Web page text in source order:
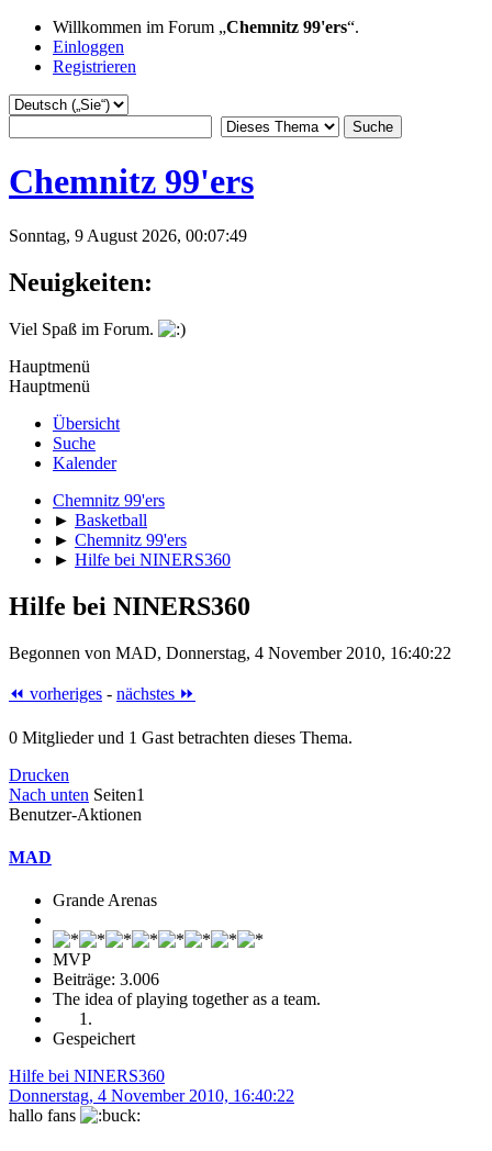
Willkommen im Forum „Chemnitz 99'ers“.
Einloggen
Registrieren
Chemnitz 99'ers
Sonntag, 9 August 2026, 00:07:49
Neuigkeiten:
Viel Spaß im Forum.
Hauptmenü
Hauptmenü
Übersicht
Suche
Kalender
Chemnitz 99'ers
► Basketball
► Chemnitz 99'ers
► Hilfe bei NINERS360
Hilfe bei NINERS360
Begonnen von MAD, Donnerstag, 4 November 2010, 16:40:22
⏪ vorheriges - nächstes ⏩
0 Mitglieder und 1 Gast betrachten dieses Thema.
Drucken
Nach unten Seiten1
Benutzer-Aktionen
MAD
Grande Arenas
MVP
Beiträge: 3.006
The idea of playing together as a team.
Gespeichert
Hilfe bei NINERS360
Donnerstag, 4 November 2010, 16:40:22
hallo fans